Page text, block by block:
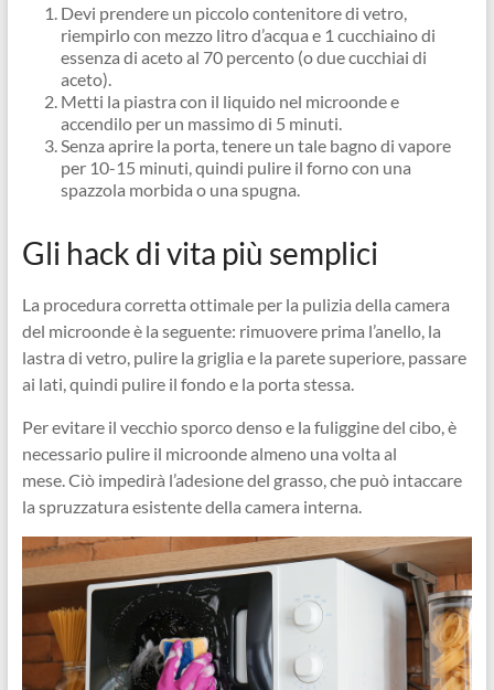
Devi prendere un piccolo contenitore di vetro,
riempirlo con mezzo litro d’acqua e 1 cucchiaino di
essenza di aceto al 70 percento (o due cucchiai di
aceto).
Metti la piastra con il liquido nel microonde e
accendilo per un massimo di 5 minuti.
Senza aprire la porta, tenere un tale bagno di vapore
per 10-15 minuti, quindi pulire il forno con una
spazzola morbida o una spugna.
Gli hack di vita più semplici
La procedura corretta ottimale per la pulizia della camera
del microonde è la seguente: rimuovere prima l’anello, la
lastra di vetro, pulire la griglia e la parete superiore, passare
ai lati, quindi pulire il fondo e la porta stessa.
Per evitare il vecchio sporco denso e la fuliggine del cibo, è
necessario pulire il microonde almeno una volta al
mese. Ciò impedirà l’adesione del grasso, che può intaccare
la spruzzatura esistente della camera interna.